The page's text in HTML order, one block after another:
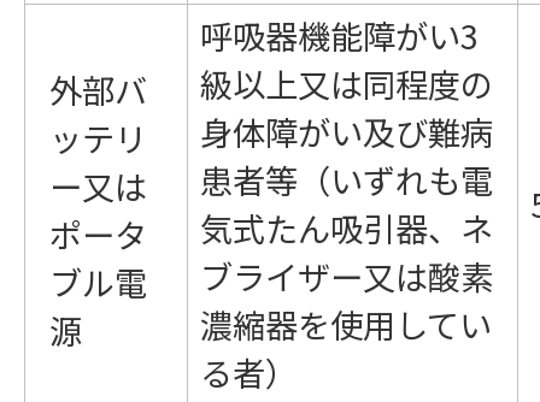
外部バ
ッテリ
ー又は
ポータ
ブル電
源
呼吸器機能障がい3
級以上又は同程度の
身体障がい及び難病
患者等（いずれも電
気式たん吸引器、ネ
ブライザー又は酸素
濃縮器を使用してい
る者）